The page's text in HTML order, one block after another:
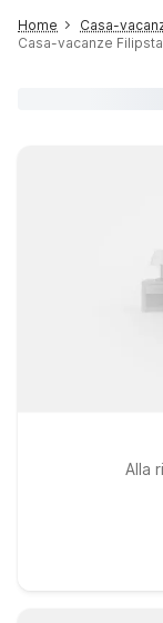
Home Casa-
Casa-vacanze
Alla